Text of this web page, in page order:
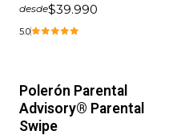
desde$39.990
5.0
Polerón Parental
Advisory® Parental
Swipe